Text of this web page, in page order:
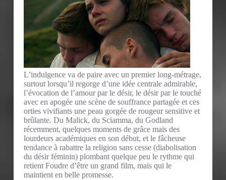
L’indulgence va de paire avec un premier long-métrage,
surtout lorsqu’il regorge d’une idée centrale admirable,
l’évocation de l’amour par le désir, le désir par le touché
avec en apogée une scène de souffrance partagée et ces
orties vivifiants une peau gorgée de rougeur sensitive et
brûlante. Du Malick, du Sciamma, du Godland
récemment, quelques moments de grâce mais des
lourdeurs académiques en son début, et le fâcheuse
tendance à rabattre la religion sans cesse (diabolisation
du désir féminin) plombant quelque peu le rythme qui
retient Foudre d’être un grand film, mais qui le
maintient en belle promesse.